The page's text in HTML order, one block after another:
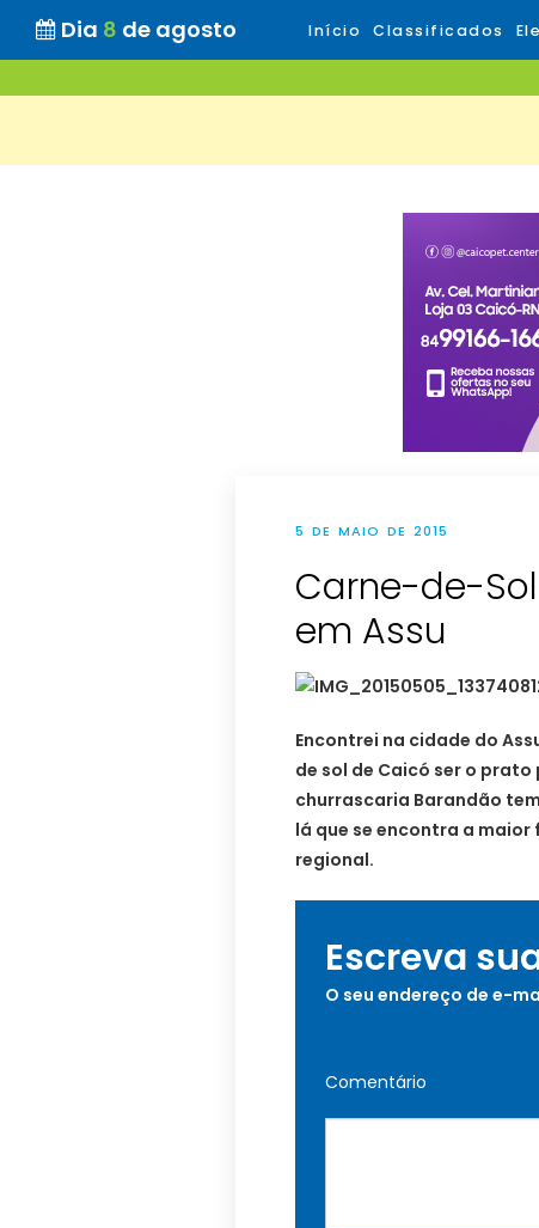
Dia 8 de agosto Início Classificados
5 DE MAIO DE 2015
Carne-de-
em Assu
Encontrei na cidade do
de sol de Caicó ser o
churrascaria Barandão
lá que se encontra a
regional.
Escreva
O seu endereço de e-
Comentário